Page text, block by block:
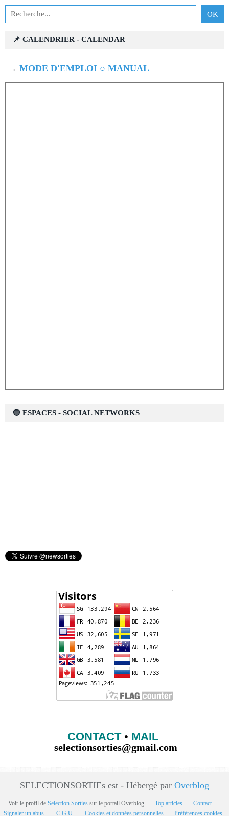
📌 CALENDRIER - CALENDAR
→ MODE D'EMPLOI ○ MANUAL
🔵 ESPACES - SOCIAL NETWORKS
CONTACT• MAIL
selectionsorties@gmail.com
SELECTIONSORTIEs est - Hébergé par Overblog
Voir le profil de Selection Sorties sur le portail Overblog Top articles
Contact
Signaler un abus
C.G.U. Cookies et données personnelles Préférences cookies